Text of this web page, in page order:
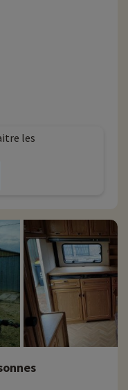
les